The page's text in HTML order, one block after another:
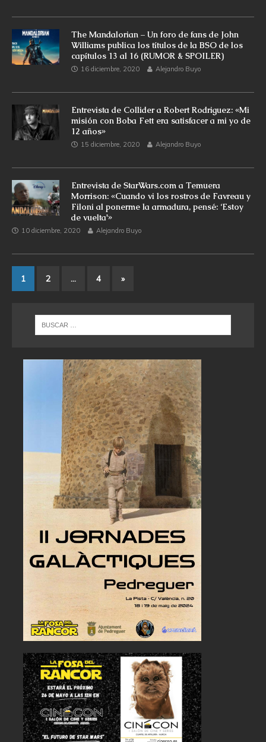
The Mandalorian – Un foro de fans de John
Williams publica los títulos de la BSO de los
capítulos 13 al 16 (RUMOR & SPOILER)
16 diciembre, 2020 Alejandro Buyo
Entrevista de Collider a Robert Rodriguez: «Mi
misión con Boba Fett era satisfacer a mi yo de
12 años»
15 diciembre, 2020 Alejandro Buyo
Entrevista de StarWars.com a Temuera
Morrison: «Cuando vi los rostros de Favreau y
Filoni al ponerme la armadura, pensé: ‘Estoy
de vuelta'»
10 diciembre, 2020 Alejandro Buyo
1 2 … 4 »